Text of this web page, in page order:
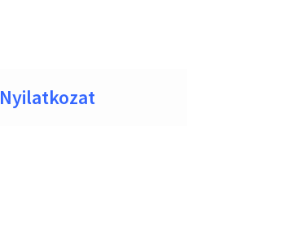
Nyilatkozat